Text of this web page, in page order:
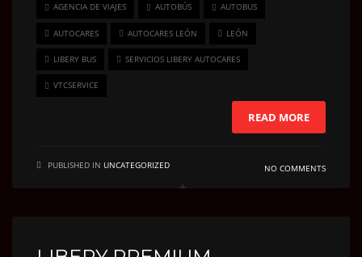
AGENCIA DE VIAJES AUTOBÚS AUTOBUS
AUTOCARES AUTOCARES LEÓN LEÓN
LIBERY BUS SERVICIOS LIBERY AUTOCARES
VTCSERVICE
READ MORE
PUBLISHED IN UNCATEGORIZED NO COMMENTS